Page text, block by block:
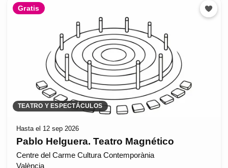
Gratis
TEATRO Y ESPECTÁCULOS
Hasta el 12 sep 2026
Pablo Helguera. Teatro Magnético
Centre del Carme Cultura Contemporània
València